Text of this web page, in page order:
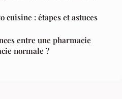
cuisine : étapes et astuces
entre une pharmacie
normale ?